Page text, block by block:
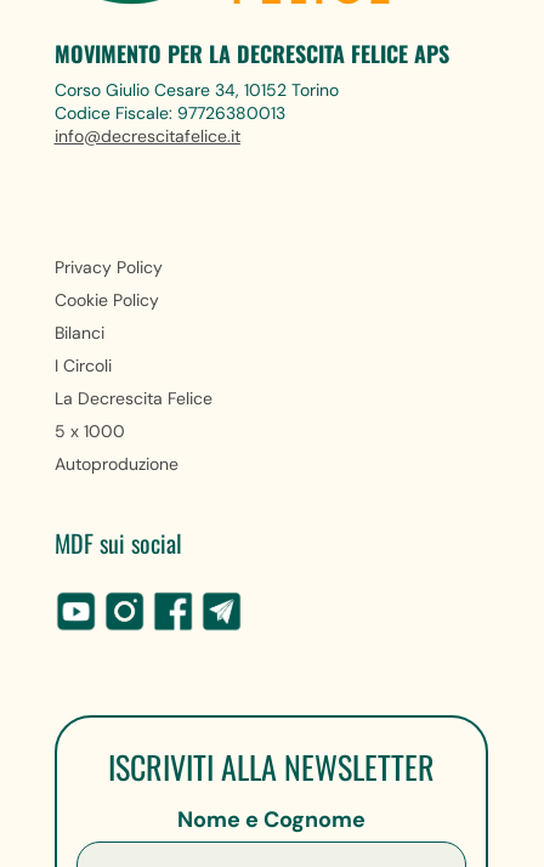
MOVIMENTO PER LA DECRESCITA FELICE APS
Corso Giulio Cesare 34, 10152 Torino
Codice Fiscale: 97726380013
info@decrescitafelice.it
Privacy Policy
Cookie Policy
Bilanci
I Circoli
La Decrescita Felice
5 x 1000
Autoproduzione
MDF sui social
ISCRIVITI ALLA NEWSLETTER
Nome e Cognome